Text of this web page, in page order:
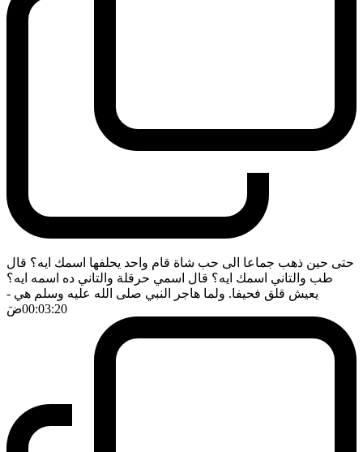
حتى حين ذهب جماعا الى حب شاة قام واحد يحلفها اسمك ايه؟ قال
طب والتاني اسمك ايه؟ قال اسمي حرقلة والتاني ده اسمه ايه؟
يعيش قلق فحيفا. ولما هاجر النبي صلى الله عليه وسلم هي -
00:03:20ضَ